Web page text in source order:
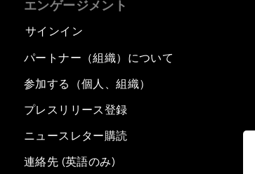
エンゲージメント
サインイン
パートナー（組織）について
参加する（個人、組織）
プレスリリース登録
ニュースレター購読
連絡先 (英語のみ)